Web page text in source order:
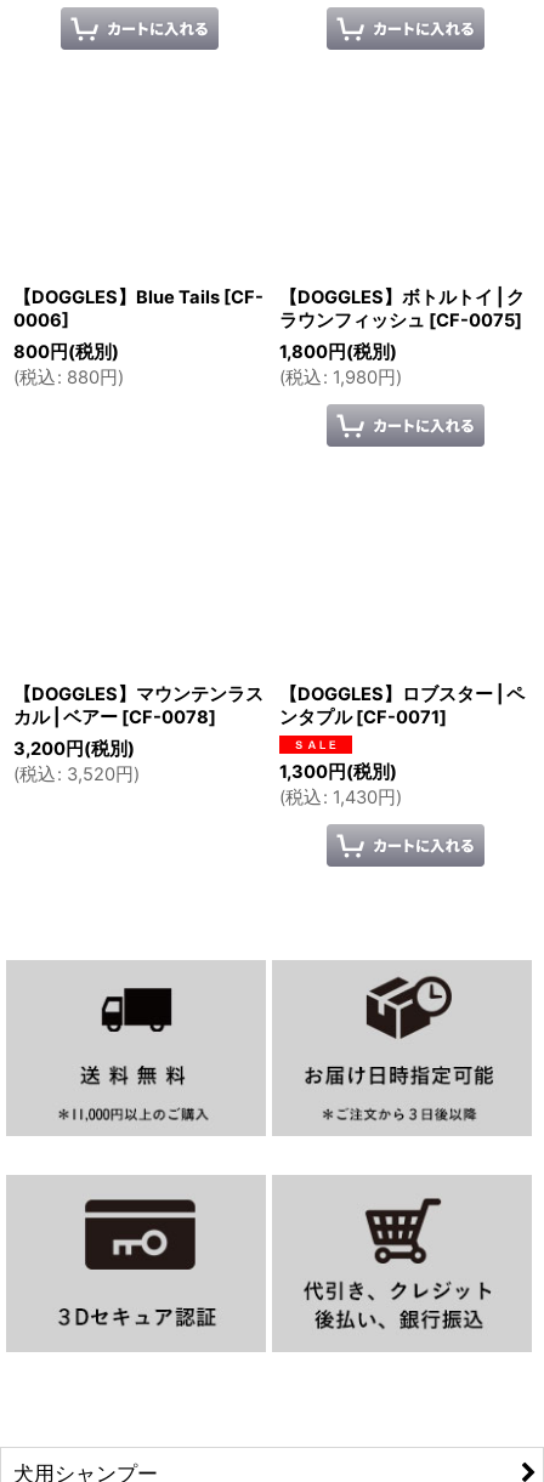
【DOGGLES】Blue Tails [CF-
0006]
800円(税別)
(税込: 880円)
【DOGGLES】ボトルトイ | ク
ラウンフィッシュ [CF-0075]
1,800円(税別)
(税込: 1,980円)
【DOGGLES】マウンテンラス
カル | ベアー [CF-0078]
3,200円(税別)
(税込: 3,520円)
【DOGGLES】ロブスター | ペ
ンタプル [CF-0071]
1,300円(税別)
(税込: 1,430円)
犬用シャンプー